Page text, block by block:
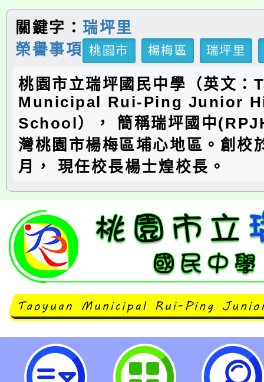
關鍵字： 瑞坪里
榮譽事項
桃園市 楊梅區 瑞坪里
桃園市立瑞坪國民中學（英文：
Municipal Rui-Ping Junior
School）， 簡稱瑞坪國中
灣桃園市楊梅區埔心地區。創校
月， 現任校長楊士煌校長。
桃園市立瑞坪國民中學